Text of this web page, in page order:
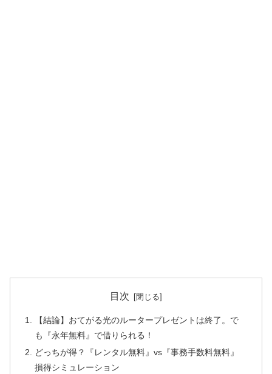
目次
【結論】おてがる光のルータープレゼントは終了。で
も『永年無料』で借りられる！
どっちが得？『レンタル無料』vs『事務手数料無料』
損得シミュレーション